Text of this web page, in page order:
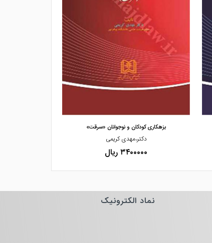
بزهکاری کودکان و نوجوانان «سرقت»
دکتر،مهدی کریمی
۳۴۰۰۰۰۰ ریال
نماد الکترونیک